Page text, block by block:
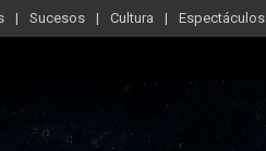
Sucesos Cultura Espectáculos